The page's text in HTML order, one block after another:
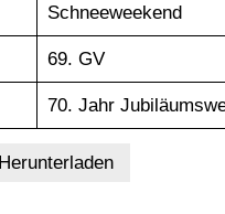
Schneeweekend
69. GV
70. Jahr
Herunterladen